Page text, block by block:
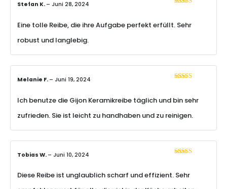
Stefan K. – Juni 28, 2024
Eine tolle Reibe, die ihre Aufgabe perfekt erfüllt. Sehr
robust und langlebig.
5
Melanie F. – Juni 19, 2024
Ich benutze die Gijon Keramikreibe täglich und bin sehr
zufrieden. Sie ist leicht zu handhaben und zu reinigen.
Tobias W. – Juni 10, 2024
Diese Reibe ist unglaublich scharf und effizient. Sehr